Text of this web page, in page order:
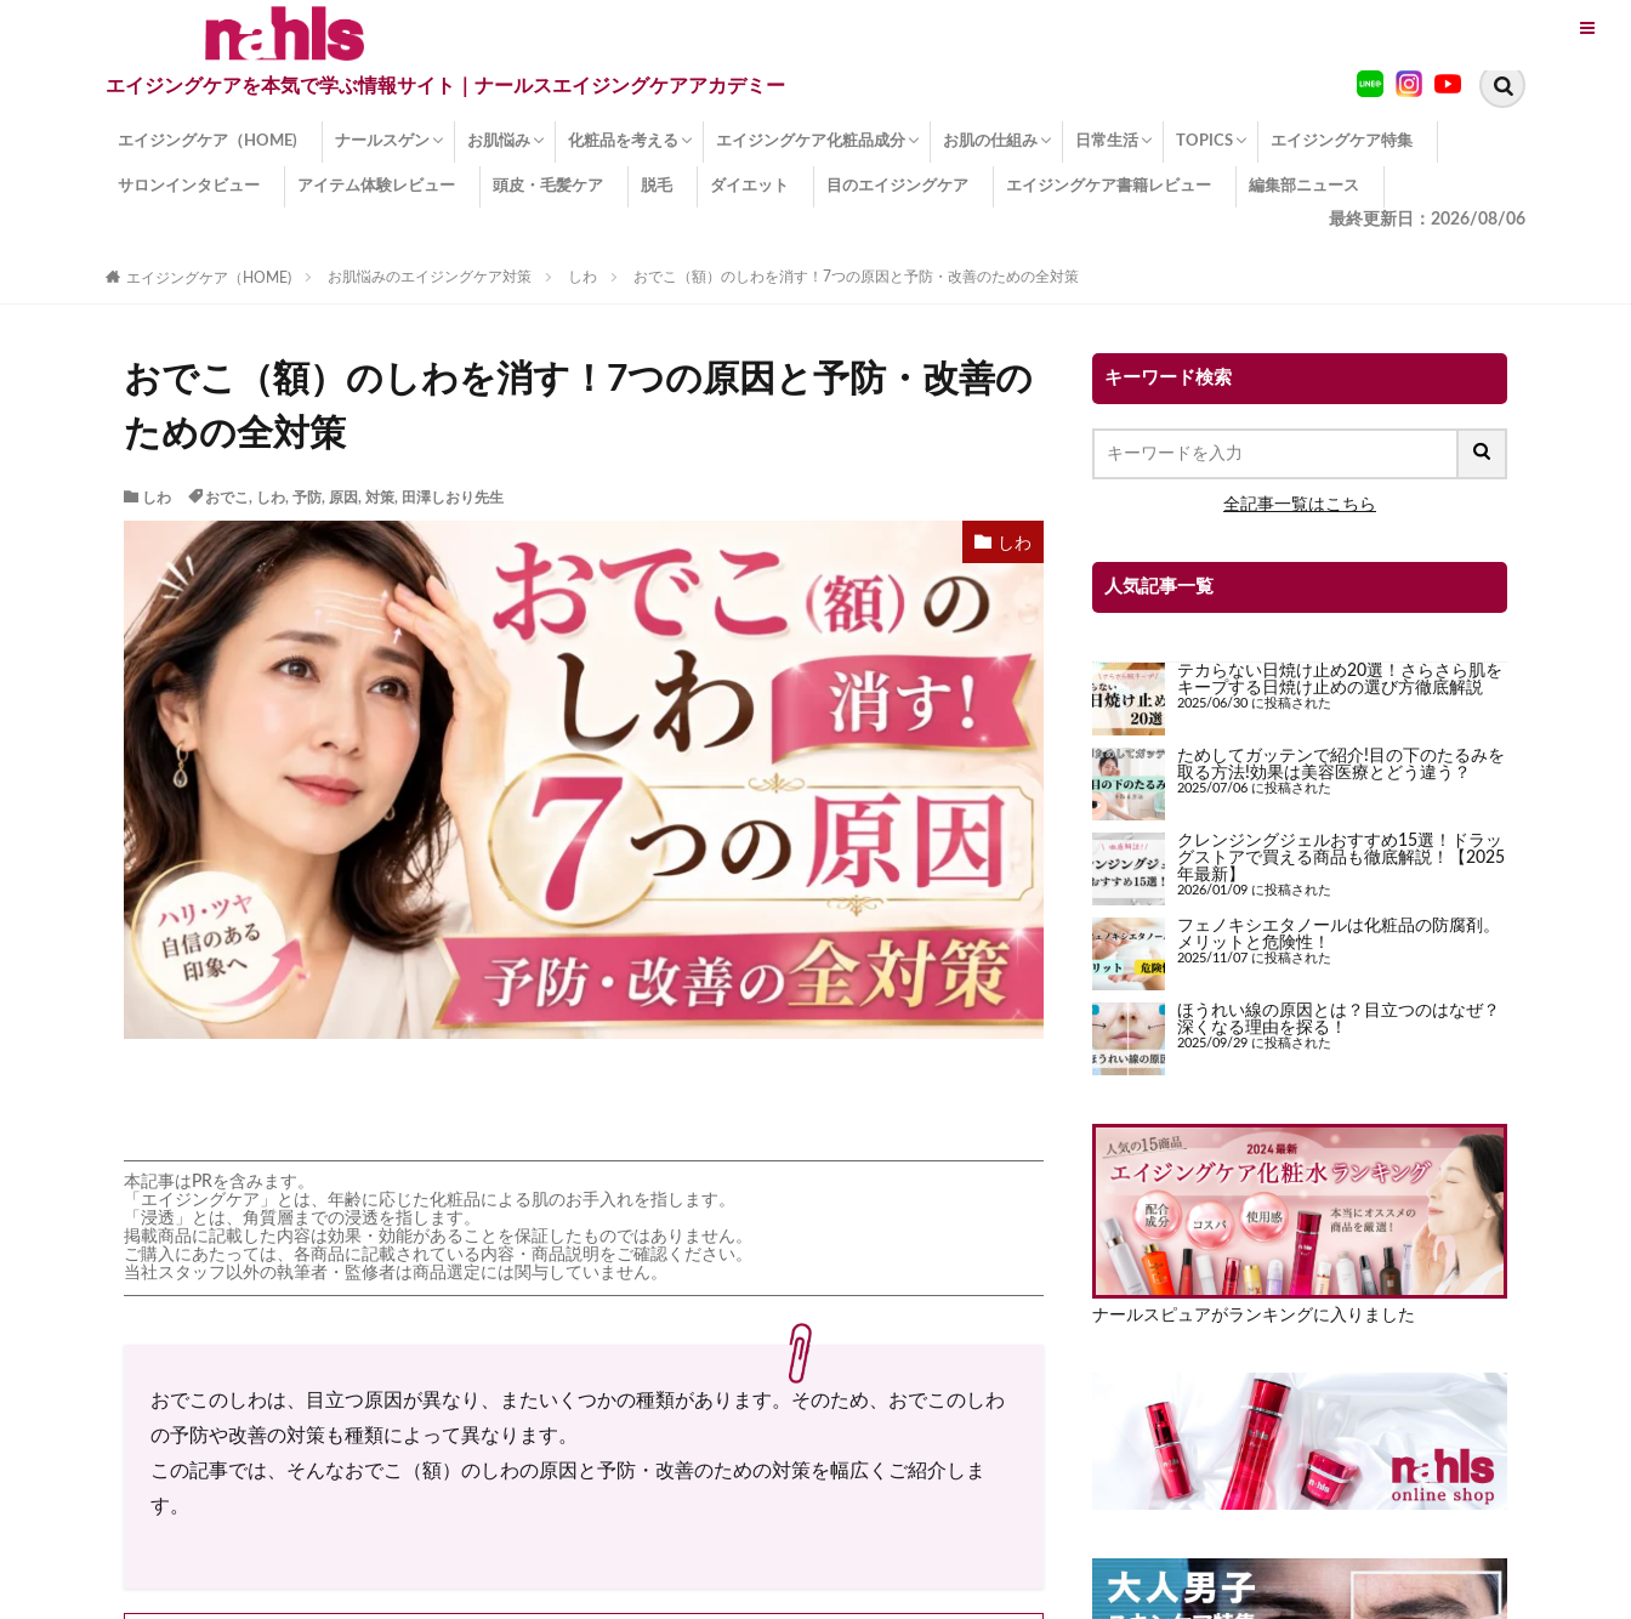
エイジングケアを本気で学ぶ情報サイト｜ナールスエイジングケアアカデミー
エイジングケア（HOME) ナールスゲン
ナールスゲンとは？
ナールスゲン関連成分
お肌悩み
インナードライ肌
くすみ
目の下のクマ
しみ
しわ
顔・頭皮のたるみ
ほうれい線
毛穴
手荒れ
乾燥肌
敏感肌
紫外線ダメージ
薄毛
その他のお肌悩み
化粧品を考える
エイジングケア化粧品
化粧水
美容液
保湿クリーム
酵素洗顔
ハンドクリーム
フェイスマスク
ほうれい線化粧品
コラーゲン化粧品
メイク化粧品
洗顔・クレンジング
オールインワン化粧品
その他の化粧品
エイジングケア化粧品成分
エイジングケア化粧品(成分)
セラミド
ネオダーミル
プロテオグリカン
ビタミンC誘導体
コラーゲン
その他の化粧品成分
お肌の仕組み
エイジング
ターンオーバー
皮下組織
表皮
真皮
表皮常在菌
女性ホルモン
その他
日常生活
糖化
便秘
TOPICS
エイジングケア TOPICS
コラーゲンサプリの効果
エイジングケアクイズ
季節別のエイジングケア
幸福とエイジングケア
温活でアンチエイジング
イオン導入
エイジングケア3つのポイント
エイジングケアセミナー
エイジングケアトピックス
動画でみるエイジングケア
エイジングケア特集
サロンインタビュー アイテム体験レビュー 頭皮・毛髪ケア 脱毛 ダイエット 目のエイジングケア エイジングケア書籍レビュー 編集部ニュース
最終更新日：2026/08/06
エイジングケア（HOME) お肌悩みのエイジングケア対策 しわ おでこ（額）のしわを消す！7つの原因と予防・改善のための全対策
おでこ（額）のしわを消す！7つの原因と予防・改善の
ための全対策
しわ おでこ , しわ, 予防, 原因, 対策, 田澤しおり先生
しわ
本記事はPRを含みます。
「エイジングケア」とは、年齢に応じた化粧品による肌のお手入れを指します。
「浸透」とは、角質層までの浸透を指します。
掲載商品に記載した内容は効果・効能があることを保証したものではありません。
ご購入にあたっては、各商品に記載されている内容・商品説明をご確認ください。
当社スタッフ以外の執筆者・監修者は商品選定には関与していません。
おでこのしわは、目立つ原因が異なり、またいくつかの種類があります。そのため、おでこのしわ
の予防や改善の対策も種類によって異なります。
この記事では、そんなおでこ（額）のしわの原因と予防・改善のための対策を幅広くご紹介しま
す。
キーワード検索
全記事一覧はこちら
人気記事一覧
テカらない日焼け止め20選！さらさら肌を
キープする日焼け止めの選び方徹底解説
2025/06/30 に投稿された
ためしてガッテンで紹介!目の下のたるみを
取る方法!効果は美容医療とどう違う？
2025/07/06 に投稿された
クレンジングジェルおすすめ15選！ドラッ
グストアで買える商品も徹底解説！【2025
年最新】
2026/01/09 に投稿された
フェノキシエタノールは化粧品の防腐剤。
メリットと危険性！
2025/11/07 に投稿された
ほうれい線の原因とは？目立つのはなぜ？
深くなる理由を探る！
2025/09/29 に投稿された
ナールスピュアがランキングに入りました